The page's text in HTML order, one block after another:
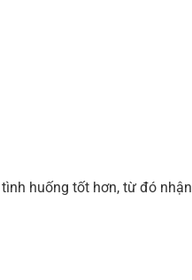
huống tốt hơn, từ đó nhận